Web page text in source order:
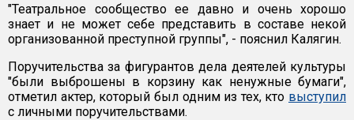
"Театральное сообщество ее давно и очень хорошо
знает и не может себе представить в составе некой
организованной преступной группы", - пояснил Калягин.
Поручительства за фигурантов дела деятелей культуры
"были выброшены в корзину как ненужные бумаги",
отметил актер, который был одним из тех, кто выступил
с личными поручительствами.